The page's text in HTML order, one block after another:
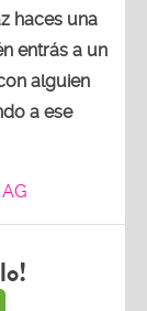
haces una
entrás a un
alguien
a ese
AG